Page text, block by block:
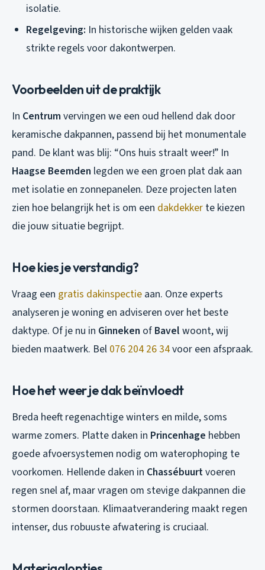
isolatie.
Regelgeving: In historische wijken gelden vaak
strikte regels voor dakontwerpen.
Voorbeelden uit de praktijk
In Centrum vervingen we een oud hellend dak door
keramische dakpannen, passend bij het monumentale
pand. De klant was blij: “Ons huis straalt weer!” In
Haagse Beemden legden we een groen plat dak aan
met isolatie en zonnepanelen. Deze projecten laten
zien hoe belangrijk het is om een dakdekker te kiezen
die jouw situatie begrijpt.
Hoe kies je verstandig?
Vraag een gratis dakinspectie aan. Onze experts
analyseren je woning en adviseren over het beste
daktype. Of je nu in Ginneken of Bavel woont, wij
bieden maatwerk. Bel 076 204 26 34voor een afspraak.
Hoe het weer je dak beïnvloedt
Breda heeft regenachtige winters en milde, soms
warme zomers. Platte daken in Princenhage hebben
goede afvoersystemen nodig om waterophoping te
voorkomen. Hellende daken in Chassébuurtvoeren
regen snel af, maar vragen om stevige dakpannen die
stormen doorstaan. Klimaatverandering maakt regen
intenser, dus robuuste afwatering is cruciaal.